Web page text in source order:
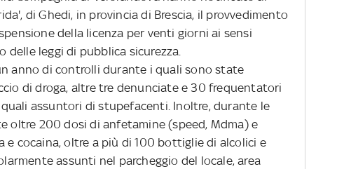
di Ghedi, in provincia di Brescia, il provvedimento
della licenza per venti giorni ai sensi
delle leggi di pubblica sicurezza.
anno di controlli durante i quali sono state
di droga, altre tre denunciate e 30 frequentatori
assuntori di stupefacenti. Inoltre, durante le
oltre 200 dosi di anfetamine (speed, Mdma) e
e cocaina, oltre a più di 100 bottiglie di alcolici e
assunti nel parcheggio del locale, area